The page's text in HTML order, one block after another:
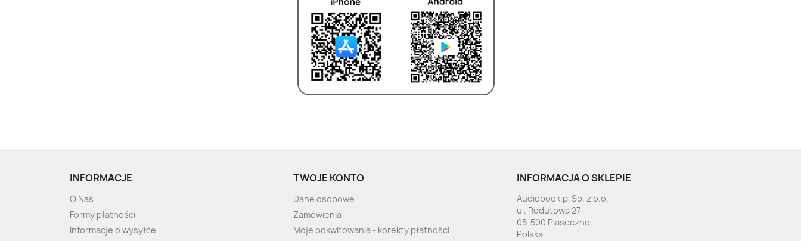
INFORMACJE
O Nas
Formy płatności
Informacje o wysyłce
TWOJE KONTO
Dane osobowe
Zamówienia
Moje pokwitowania - korekty płatności
INFORMACJA O SKLEPIE
Audiobook.pl Sp. z o.o.
ul. Redutowa 27
05-500 Piaseczno
Polska